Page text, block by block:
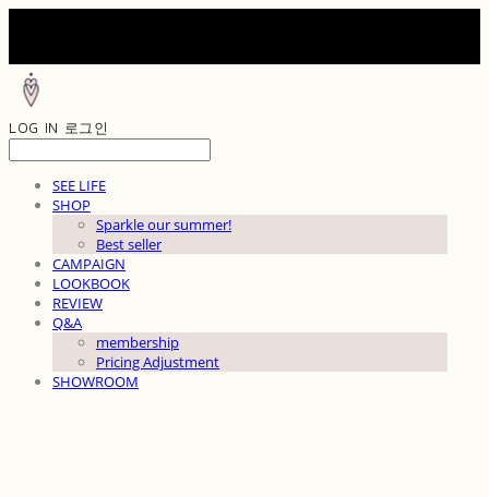
LOG IN 로그인
SEE LIFE
SHOP
Sparkle our summer!
Best seller
CAMPAIGN
LOOKBOOK
REVIEW
Q&A
membership
Pricing Adjustment
SHOWROOM